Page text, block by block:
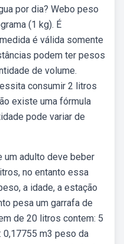
por dia? Webo peso
(1 kg). É
é válida somente
podem ter pesos
de volume.
consumir 2 litros
existe uma fórmula
pode variar de
um adulto deve beber
no entanto essa
a idade, a estação
pesa um garrafa de
de 20 litros contem: 5
0,17755 m3 peso da